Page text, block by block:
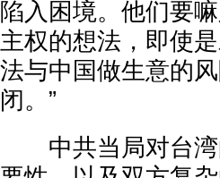
陷入困境。他们要
主权的想法，即使
法与中国做生意的
闭。”
中共当局对台湾